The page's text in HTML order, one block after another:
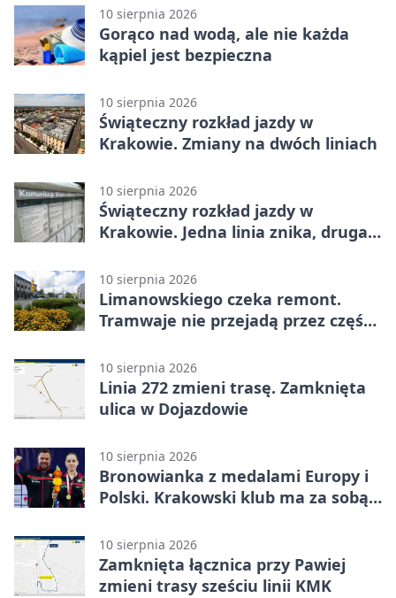
10 sierpnia 2026
Gorąco nad wodą, ale nie każda
kąpiel jest bezpieczna
10 sierpnia 2026
Świąteczny rozkład jazdy w
Krakowie. Zmiany na dwóch liniach
10 sierpnia 2026
Świąteczny rozkład jazdy w
Krakowie. Jedna linia znika, druga
10 sierpnia 2026
Limanowskiego czeka remont.
Tramwaje nie przejadą przez część
10 sierpnia 2026
Linia 272 zmieni trasę. Zamknięta
ulica w Dojazdowie
10 sierpnia 2026
Bronowianka z medalami Europy i
Polski. Krakowski klub ma za sobą
10 sierpnia 2026
Zamknięta łącznica przy Pawiej
zmieni trasy sześciu linii KMK